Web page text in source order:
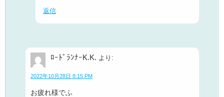
返信
ﾛｰﾄﾞﾗﾝﾅｰK.K. より:
2022年10月28日 8:15 PM
お疲れ様でふ